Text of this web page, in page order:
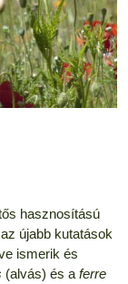
hasznosítású
újabb kutatások
ismerik és
(alvás) és a ferre